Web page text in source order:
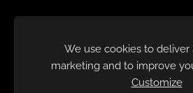
We use cookies to deliver
marketing and to improve
Customize